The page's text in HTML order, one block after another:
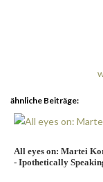
ähnliche Beiträge:
All eyes on: Martei
- Ipothetically